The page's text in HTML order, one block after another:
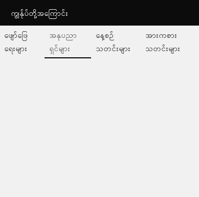
ကျွနု်ပ်တို့အကြောင်း
ဖျော်ဖြေ
ရေးများ
အနုပညာ
ရှင်များ
နေ့စဉ်
သတင်းများ
အားကစား
သတင်းများ